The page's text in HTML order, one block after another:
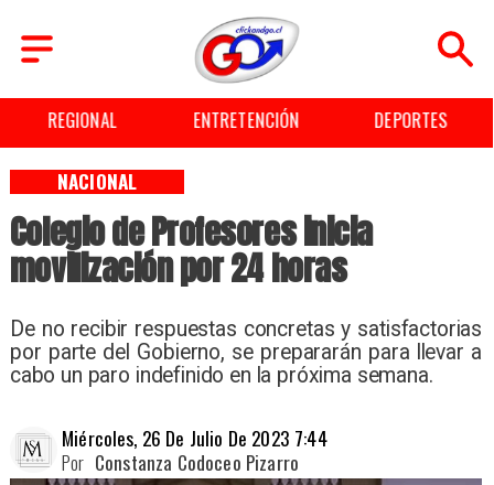
REGIONAL ENTRETENCIÓN DEPORTES
Colegio de Profesores inicia
movilización por 24 horas
De no recibir respuestas concretas y satisfactorias
por parte del Gobierno, se prepararán para llevar a
cabo un paro indefinido en la próxima semana.
NACIONAL
Miércoles, 26 De Julio De 2023 7:44
Constanza Codoceo Pizarro
Por